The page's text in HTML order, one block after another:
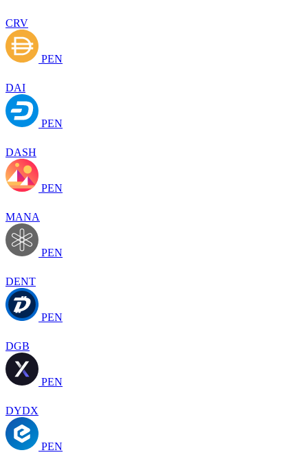
CRV
PEN
DAI
PEN
DASH
PEN
MANA
PEN
DENT
PEN
DGB
PEN
DYDX
PEN